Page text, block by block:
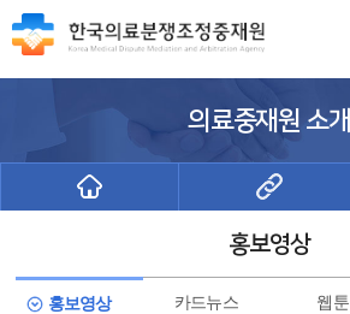
의료중재원 소개
홍보영상
홍보영상 카드뉴스 웹툰